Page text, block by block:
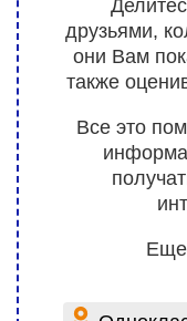
друзьями,
они Вам
также
Все это
Еще